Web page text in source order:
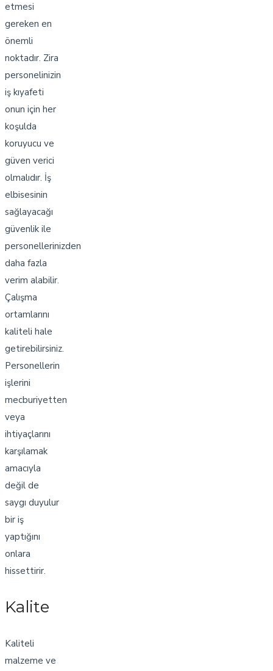
etmesi
gereken en
önemli
noktadır. Zira
personelinizin
iş kıyafeti
onun için her
koşulda
koruyucu ve
güven verici
olmalıdır. İş
elbisesinin
sağlayacağı
güvenlik ile
personellerinizden
daha fazla
verim alabilir.
Çalışma
ortamlarını
kaliteli hale
getirebilirsiniz.
Personellerin
işlerini
mecburiyetten
veya
ihtiyaçlarını
karşılamak
amacıyla
değil de
saygı duyulur
bir iş
yaptığını
onlara
hissettirir.
Kalite
Kaliteli
malzeme ve